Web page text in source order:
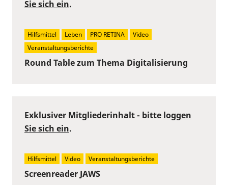
Round Table zum Thema Digitalisierung
Sie sich ein.
Hilfsmittel Leben PRO RETINA
Video
Veranstaltungsberichte
Screenreader JAWS
Exklusiver Mitgliederinhalt - bitte loggen
Sie sich ein.
Hilfsmittel Video Veranstaltungsberichte